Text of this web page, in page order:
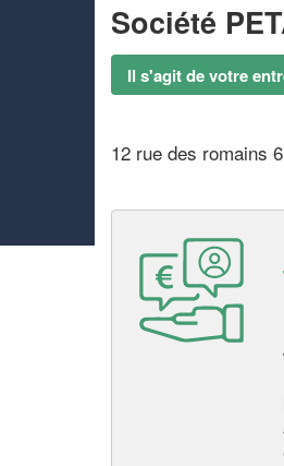
Société
Il s'agit de votre
12 rue des romains